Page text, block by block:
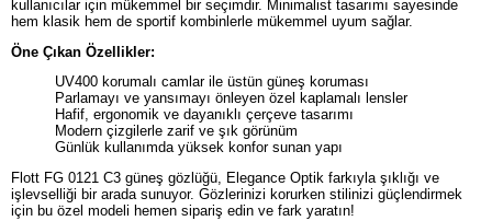
kullanıcılar için mükemmel bir seçimdir. Minimalist tasarımı sayesinde
hem klasik hem de sportif kombinlerle mükemmel uyum sağlar.
Öne Çıkan Özellikler:
UV400 korumalı camlar ile üstün güneş koruması
Parlamayı ve yansımayı önleyen özel kaplamalı lensler
Hafif, ergonomik ve dayanıklı çerçeve tasarımı
Modern çizgilerle zarif ve şık görünüm
Günlük kullanımda yüksek konfor sunan yapı
Flott FG 0121 C3 güneş gözlüğü, Elegance Optik farkıyla şıklığı ve
işlevselliği bir arada sunuyor. Gözlerinizi korurken stilinizi güçlendirmek
için bu özel modeli hemen sipariş edin ve fark yaratın!